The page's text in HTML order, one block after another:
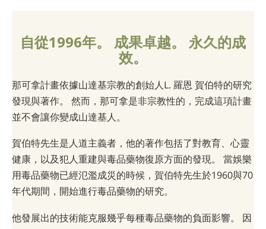
自從1996年。 成果卓越。 永久的成
效。
那可拿計畫依據山達基宗教的創始人L. 羅恩 賀伯特的研究
發現與著作。 然而，那可拿是非宗教性的，完成這項計畫
並不會讓你變成山達基人。
賀伯特先生是人道主義者，他的著作包括了對教育、心靈
健康，以及犯人重建與毒品藥物復原方面的發現。 當娛樂
用毒品藥物已經氾濫成災的時候，賀伯特先生於1960與70
年代期間，開始進行毒品藥物的研究。
他發展出的技術能克服幾乎每種毒品藥物的負面影響。 因